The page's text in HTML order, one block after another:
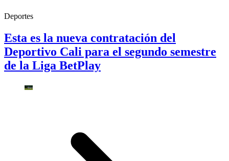
Deportes
Esta es la nueva contratación del
Deportivo Cali para el segundo semestre
de la Liga BetPlay